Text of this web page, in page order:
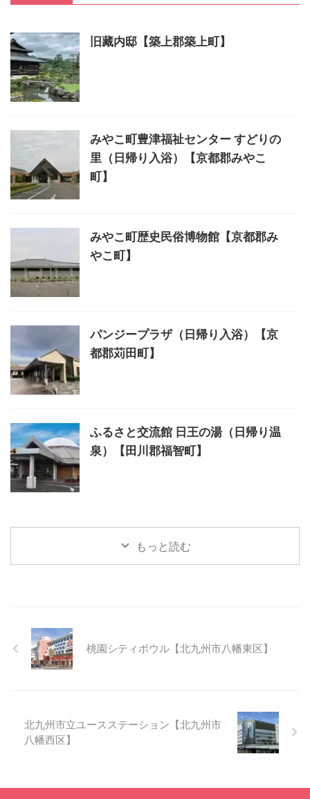
旧藏内邸【築上郡築上町】
みやこ町豊津福祉センター すどりの
里（日帰り入浴）【京都郡みやこ
町】
みやこ町歴史民俗博物館【京都郡み
やこ町】
パンジープラザ（日帰り入浴）【京
都郡苅田町】
ふるさと交流館 日王の湯（日帰り温
泉）【田川郡福智町】
もっと読む
桃園シティボウル【北九州市八幡東区】
北九州市立ユースステーション【北九州市
八幡西区】